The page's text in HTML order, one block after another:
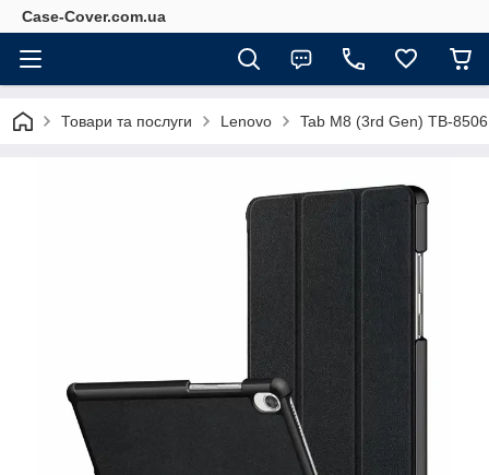
Case-Cover.com.ua
Товари та послуги Lenovo Tab M8 (3rd Gen) TB-